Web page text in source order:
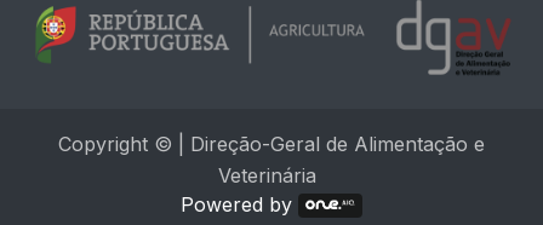
Copyright © | Direção-Geral de Alimentação e
Veterinária
Powered by